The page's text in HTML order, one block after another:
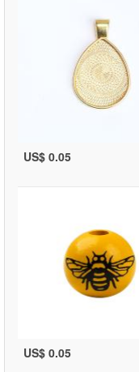
US$ 0.05
US$ 0.05